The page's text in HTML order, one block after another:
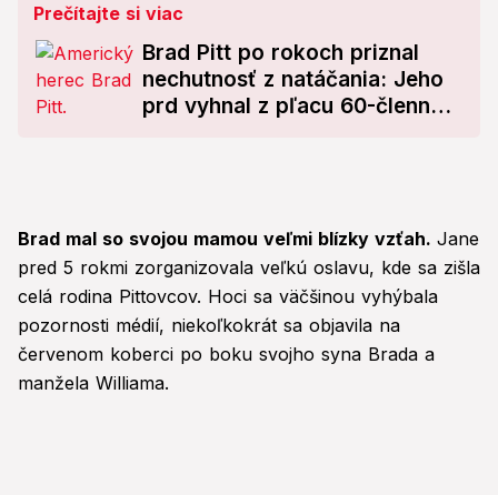
Prečítajte si viac
Brad Pitt po rokoch priznal
nechutnosť z natáčania: Jeho
prd vyhnal z pľacu 60-členný
Brad mal so svojou mamou veľmi blízky vzťah. Jane
pred 5 rokmi zorganizovala veľkú oslavu, kde sa zišla
celá rodina Pittovcov. Hoci sa väčšinou vyhýbala
pozornosti médií, niekoľkokrát sa objavila na
červenom koberci po boku svojho syna Brada a
manžela Williama.